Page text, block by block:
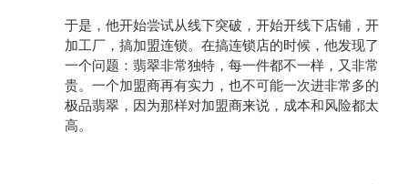
于是，他开始尝试从线下突破，开始开线下店铺，开
加工厂，搞加盟连锁。在搞连锁店的时候，他发现了
一个问题：翡翠非常独特，每一件都不一样，又非常
贵。一个加盟商再有实力，也不可能一次进非常多的
极品翡翠，因为那样对加盟商来说，成本和风险都太
高。